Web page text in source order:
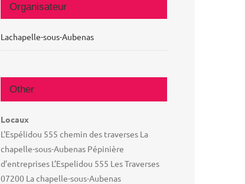
Organisateur
Lachapelle-sous-Aubenas
Other
Locaux
L'Espélidou 555 chemin des traverses La
chapelle-sous-Aubenas Pépinière
d’entreprises L’Espelidou 555 Les Traverses
07200 La chapelle-sous-Aubenas